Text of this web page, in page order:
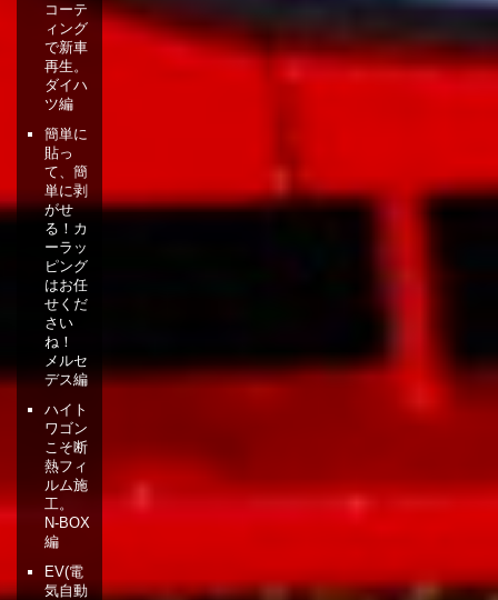
コーテ
ィング
で新車
再生。
ダイハ
ツ編
簡単に
貼っ
て、簡
単に剥
がせ
る！カ
ーラッ
ピング
はお任
せくだ
さい
ね！
メルセ
デス編
ハイト
ワゴン
こそ断
熱フィ
ルム施
工。
N-BOX
編
EV(電
気自動